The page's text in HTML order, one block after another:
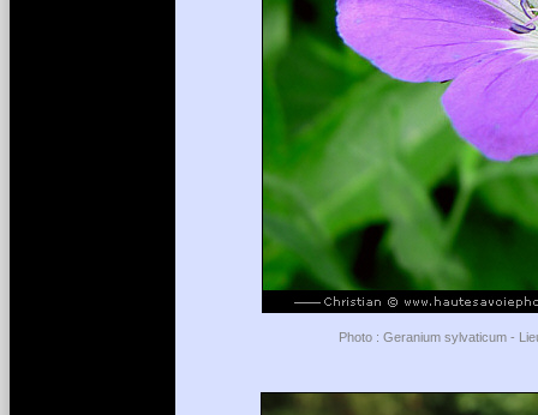
Photo : Geranium sylvaticum -